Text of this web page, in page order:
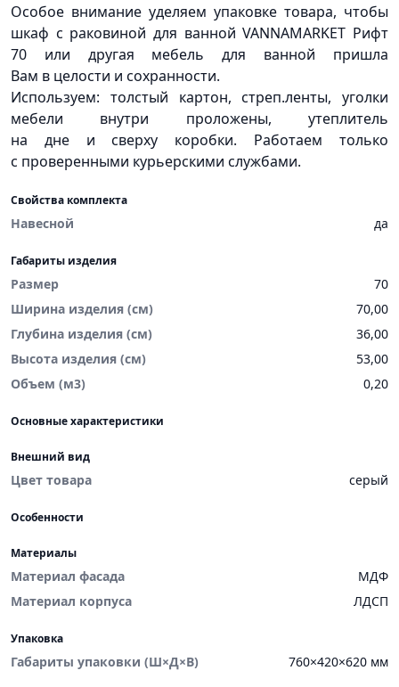
Особое внимание уделяем упаковке товара, чтобы
шкаф с раковиной для ванной VANNAMARKET Рифт
70 или другая мебель для ванной пришла
Вам в целости и сохранности.
Используем: толстый картон, стреп.ленты, уголки
мебели внутри проложены, утеплитель
на дне и сверху коробки. Работаем только
с проверенными курьерскими службами.
Свойства комплекта
Навесной да
Габариты изделия
Размер
70
Ширина изделия (см)
70,00
Глубина изделия (см)
36,00
Высота изделия (см)
53,00
Объем (м3)
0,20
Основные характеристики
Внешний вид
Цвет товара серый
Особенности
Материалы
Материал фасада
МДФ
Материал корпуса
ЛДСП
Упаковка
Габариты упаковки (Ш×Д×В) 760×420×620 мм